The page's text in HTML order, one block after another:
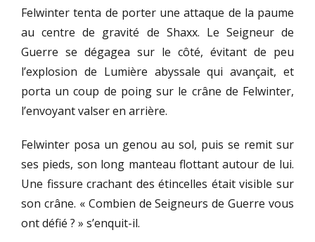
Felwinter tenta de porter une attaque de la paume
au centre de gravité de Shaxx. Le Seigneur de
Guerre se dégagea sur le côté, évitant de peu
l’explosion de Lumière abyssale qui avançait, et
porta un coup de poing sur le crâne de Felwinter,
l’envoyant valser en arrière.
Felwinter posa un genou au sol, puis se remit sur
ses pieds, son long manteau flottant autour de lui.
Une fissure crachant des étincelles était visible sur
son crâne. « Combien de Seigneurs de Guerre vous
ont défié ? » s’enquit-il.